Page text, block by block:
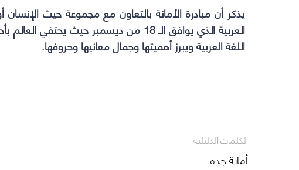
يذكر أن مبادرة الأمانة بالتعاون مع مجموعة حيث
العربية الذي يوافق الـ 18 من ديسمبر حيث
اللغة العربية ويبرز أهميتها وجمال معانيها وحروفها.
الكلمات الدليلية
أمانة جدة